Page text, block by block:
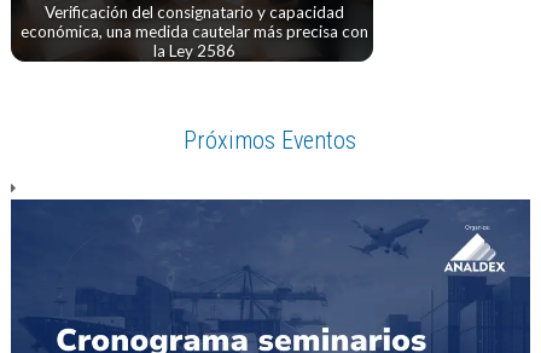
Verificación del consignatario y capacidad
económica, una medida cautelar más precisa con
la Ley 2586
Próximos Eventos